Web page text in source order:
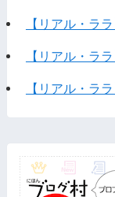
【リアル・ラ
【リアル・ラ
【リアル・ラ